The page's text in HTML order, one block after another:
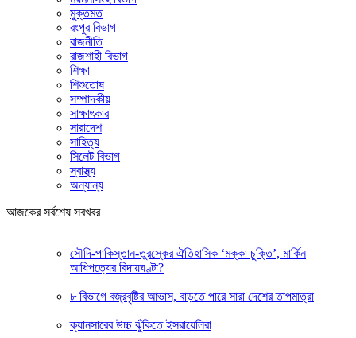
মুক্তমত
রংপুর বিভাগ
রাজনীতি
রাজশাহী বিভাগ
শিক্ষা
শিশুতোষ
সম্পাদকীয়
সাক্ষাৎকার
সারাদেশ
সাহিত্য
সিলেট বিভাগ
স্বাস্থ্য
অন্যান্য
আজকের সর্বশেষ সবখবর
সৌদি-পাকিস্তান-তুরস্কের ঐতিহাসিক ‘মক্কা চুক্তি’, মার্কিন
আধিপত্যের বিদায়ঘণ্টা?
৮ বিভাগে বজ্রবৃষ্টির আভাস, বাড়তে পারে সারা দেশের তাপমাত্রা
ক্যানসারের উচ্চ ঝুঁকিতে ইসরায়েলিরা